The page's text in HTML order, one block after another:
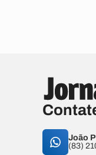
João
(83)